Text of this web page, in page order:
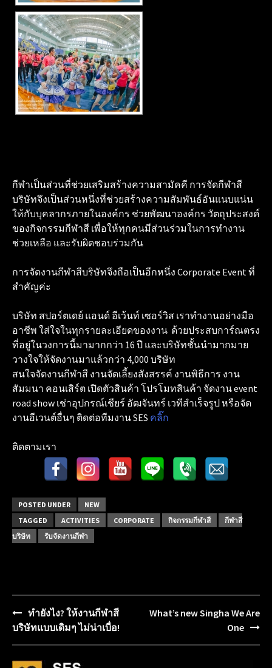
กีฬาเป็นส่วนที่ช่วยเสริมสร้างความสามัคคี การจัดกีฬาสี
บริษัทจึงเป็นส่วนหนึ่งที่ช่วยสร้างความสัมพันธ์อันแนบแน่น
ให้กับบุคลากรภายในองค์กร ช่วยพัฒนาองค์กร วัตถุประสงค์
ของกิจกรรมกีฬาสี เพื่อให้ทุกคนมีส่วนร่วมในการทำงาน
ช่วยเหลือ และรับผิดชอบร่วมกัน
การจัดงานกีฬาสีบริษัทจึงถือเป็นอีกหนึ่ง Corporate Event ที่
สำคัญค่ะ
บริษัท สปอร์ตเดย์ แอนด์ อีเว้นท์ เซอร์วิส เราทำงานอย่างมือ
อาชีพ ใส่ใจในทุกรายละเอียดของงาน ด้วยประสบการ์ณตรง
ที่อยู่ในวงการนี้มามากกว่า 16 ปี และบริษัทชั้นนำมากมาย
วางใจให้จัดงานมาแล้วกว่า 4,000 บริษัท
สนใจจัดงานกีฬาสี งานจัดเลี้ยงสังสรรค์ งานพิธีการ งาน
สัมมนา คอนเสิร์ต เปิดตัวสินค้า โปรโมทสินค้า จัดงาน event
road show เช่าอุปกรณ์เชียร์ อัฒจันทร์ เวทีสำเร็จรูป หรือจัด
งานอีเวนต์อื่นๆ ติดต่อทีมงาน SES คลิ๊ก
ติดตามเรา
POSTED UNDER
NEW
TAGGED
ACTIVITIES CORPORATE กิจกรรมกีฬาสี
กีฬาสี
บริษัท
รับจัดงานกีฬา
Post
navigation
ทำยังไง? ให้งานกีฬาสี
บริษัทแบบเดิมๆ ไม่น่าเบื่อ!
What’s new Singha We Are
One